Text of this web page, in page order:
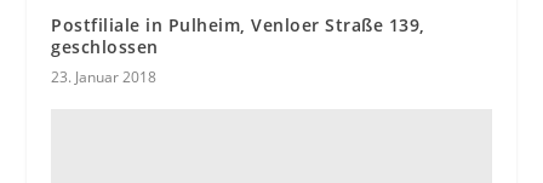
Postfiliale in Pulheim, Venloer Straße 139,
geschlossen
23. Januar 2018